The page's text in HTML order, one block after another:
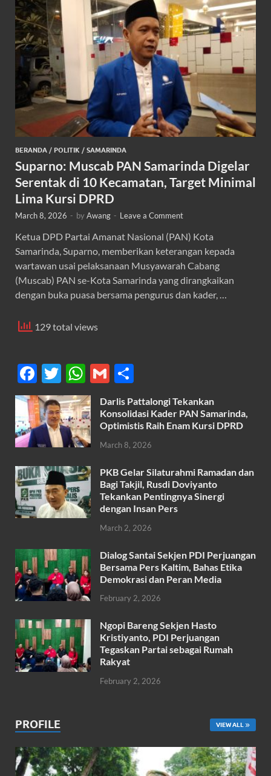
BERANDA / POLITIK / SAMARINDA
Suparno: Muscab PAN Samarinda Digelar
Serentak di 10 Kecamatan, Target Minimal
Lima Kursi DPRD
March 8, 2026 - byAwang - Leave a Comment
Ketua DPD Partai Amanat Nasional (PAN) Kota
Samarinda, Suparno, memberikan keterangan kepada
wartawan usai pelaksanaan Musyawarah Cabang
(Muscab) PAN se-Kota Samarinda yang dirangkaikan
dengan buka puasa bersama pengurus dan kader, …
129 total views
F
ac
e
b
o
o
k
T
w
itt
er
W
h
at
s
A
p
p
G
m
ail
h
ar
e
Darlis Pattalongi Tekankan
Konsolidasi Kader PAN Samarinda,
Optimistis Raih Enam Kursi DPRD
March 8, 2026
PKB Gelar Silaturahmi Ramadan dan
Bagi Takjil, Rusdi Doviyanto
Tekankan Pentingnya Sinergi
dengan Insan Pers
March 2, 2026
Dialog Santai Sekjen PDI Perjuangan
Bersama Pers Kaltim, Bahas Etika
Demokrasi dan Peran Media
February 2, 2026
Ngopi Bareng Sekjen Hasto
Kristiyanto, PDI Perjuangan
Tegaskan Partai sebagai Rumah
Rakyat
February 2, 2026
PROFILE VIEW ALL